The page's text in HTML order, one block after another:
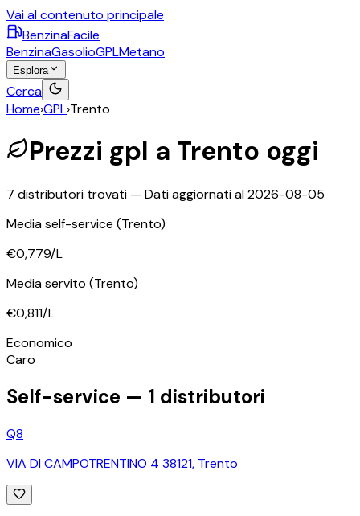
Vai al contenuto principale
BenzinaFacile
BenzinaGasolioGPLMetano
Esplora
Cerca
Home›GPL›Trento
Prezzi gpl a Trento oggi
7 distributori trovati — Dati aggiornati al2026-08-05
Media self-service (Trento)
€0,779/L
Media servito (Trento)
€0,811/L
Economico
Caro
Self-service — 1 distributori
Q8
VIA DI CAMPOTRENTINO 4 38121, Trento